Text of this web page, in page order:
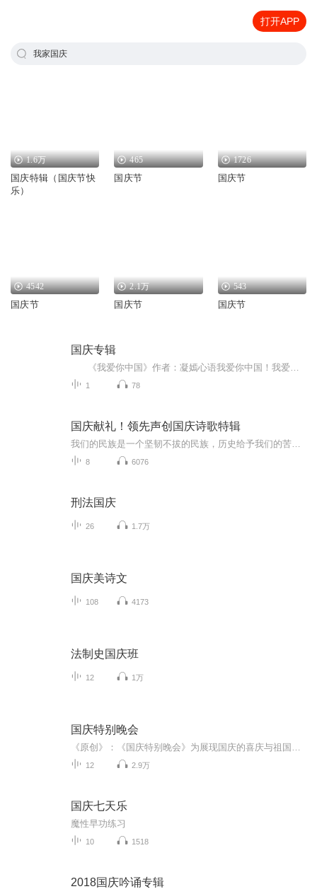
打开APP
我家国庆
1.6万
国庆特辑（国庆节快
乐）
465
国庆节
1726
国庆节
4542
国庆节
2.1万
国庆节
543
国庆节
国庆专辑
1 78
国庆献礼！领先声创国庆诗歌特辑
8 6076
刑法国庆
26 1.7万
国庆美诗文
108 4173
法制史国庆班
12 1万
国庆特别晚会
12 2.9万
国庆七天乐
魔性早功练习
10 1518
2018国庆吟诵专辑